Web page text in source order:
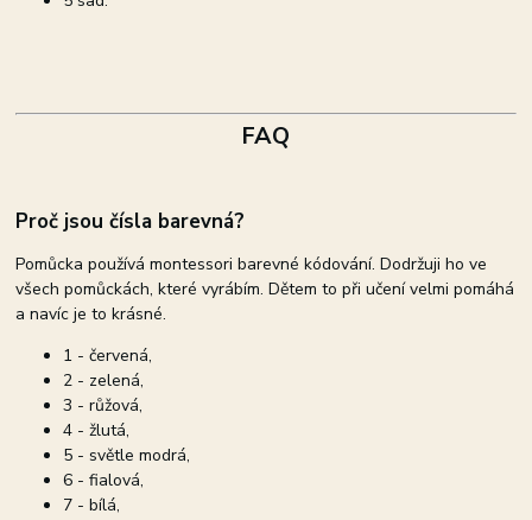
FAQ
Proč jsou čísla barevná?
Pomůcka používá montessori barevné kódování. Dodržuji ho ve
všech pomůckách, které vyrábím. Dětem to při učení velmi pomáhá
a navíc je to krásné.
1 - červená,
2 - zelená,
3 - růžová,
4 - žlutá,
5 - světle modrá,
6 - fialová,
7 - bílá,